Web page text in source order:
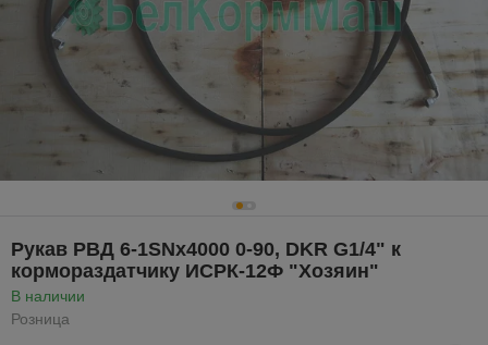
Рукав РВД 6-1SNx4000 0-90, DKR G1/4" к
кормораздатчику ИСРК-12Ф "Хозяин"
В наличии
Розница